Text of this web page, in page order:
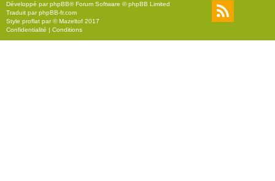
r
Développé parphpBB® Forum Software © phpBB Limited
Traduit parphpBB-fr.com
Style proflat par ©Mazeltof 2017
Confidentialité | Conditions